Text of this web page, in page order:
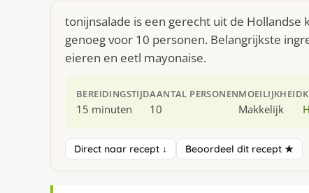
tonijnsalade is een gerecht uit de Hollandse
genoeg voor 10 personen. Belangrijkste
eieren en eetl mayonaise.
BEREIDINGSTIJD
15 minuten
AANTAL PERSONEN
10
MOEILIJKHEID
Makkelijk
Direct naar recept ↓ Beoordeel dit recept ★